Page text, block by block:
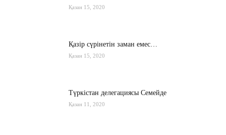
Қазан 15, 2020
Қазір сүрінетін заман емес…
Қазан 15, 2020
Түркістан делегациясы Семейде
Қазан 11, 2020